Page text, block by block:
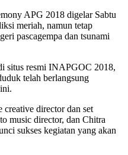
APG 2018 digelar Sabtu
meriah, namun tetap
pascagempa dan tsunami
situs resmi INAPGOC 2018,
telah berlangsung
creative director dan set
music director, dan Chitra
sukses kegiatan yang akan